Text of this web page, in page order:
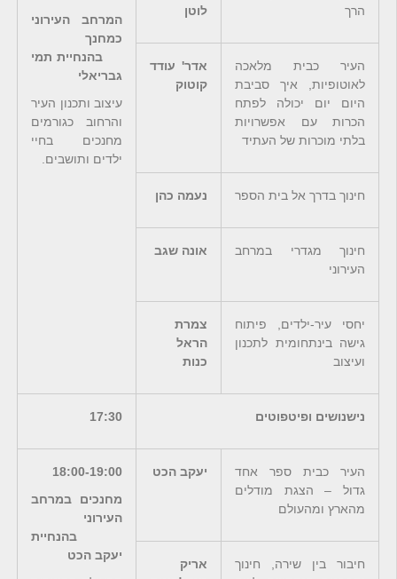
הרך
לוטן
המרחב העירוני
כמחנך
בהנחיית תמי
גבריאלי
עיצוב ותכנון העיר
והרחוב כגורמים
מחנכים בחיי
ילדים ותושבים.
העיר כבית מלאכה
לאוטופיות, איך סביבת
היום יום יכולה לפתח
הכרות עם אפשרויות
בלתי מוכרות של העתיד
אדר' עודד
קוטוק
חינוך בדרך אל בית הספר נעמה כהן
חינוך מגדרי במרחב
העירוני
אונה שגב
יחסי עיר-ילדים, פיתוח
גישה בינתחומית לתכנון
ועיצוב
צמרת
הראל
כנות
נישנושים ופיטפוטים 17:30
העיר כבית ספר אחד
גדול – הצגת מודלים
מהארץ ומהעולם
יעקב הכט
18:00-19:00
מחנכים במרחב
העירוני
בהנחיית
יעקב הכט
חיבור בין שירה, חינוך
אריק